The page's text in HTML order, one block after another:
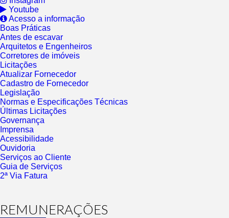
Youtube
Acesso a informação
Boas Práticas
Antes de escavar
Arquitetos e Engenheiros
Corretores de imóveis
Licitações
Atualizar Fornecedor
Cadastro de Fornecedor
Legislação
Normas e Especificações Técnicas
Últimas Licitações
Governança
Imprensa
Acessibilidade
Ouvidoria
Serviços ao Cliente
Guia de Serviços
2ª Via Fatura
REMUNERAÇÕES